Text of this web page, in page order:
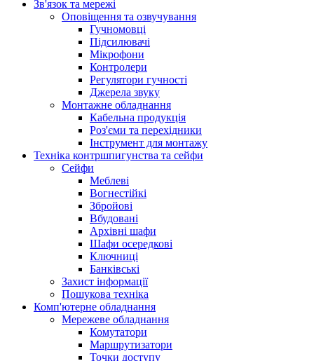
Зв'язок та мережі
Оповіщення та озвучування
Гучномовці
Підсилювачі
Мікрофони
Контролери
Регулятори гучності
Джерела звуку
Монтажне обладнання
Кабельна продукція
Роз'єми та перехідники
Інструмент для монтажу
Техніка контршпигунства та сейфи
Сейфи
Меблеві
Вогнестійкі
Збройові
Вбудовані
Архівні шафи
Шафи осередкові
Ключниці
Банківські
Захист інформації
Пошукова техніка
Комп'ютерне обладнання
Мережеве обладнання
Комутатори
Маршрутизатори
Точки доступу